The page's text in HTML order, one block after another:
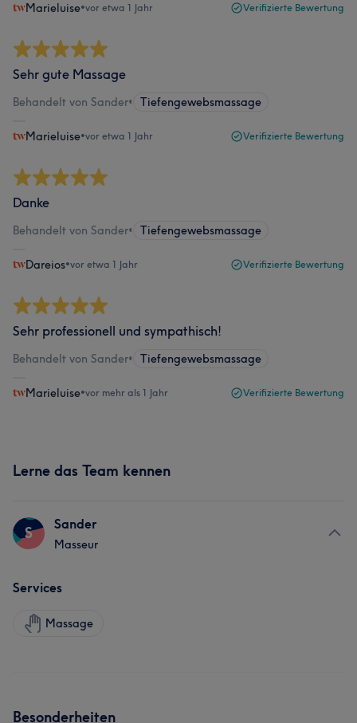
Marieluise•vor etwa 1 Jahr Verifizierte Bewertung
Sehr gute Massage
Behandelt von Sander• Tiefengewebsmassage
Marieluise•vor etwa 1 Jahr Verifizierte Bewertung
Danke
Behandelt von Sander• Tiefengewebsmassage
Dareios•vor etwa 1 Jahr Verifizierte Bewertung
Sehr professionell und sympathisch!
Behandelt von Sander• Tiefengewebsmassage
Marieluise•vor mehr als 1 Jahr Verifizierte Bewertung
Lerne das Team kennen
S Sander
Masseur
Services
Massage
Besonderheiten